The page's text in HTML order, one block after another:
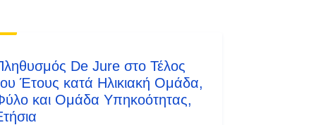
De Jure στο Τέλος
Έτους κατά Ηλικιακή Ομάδα,
και Ομάδα Υπηκοότητας,